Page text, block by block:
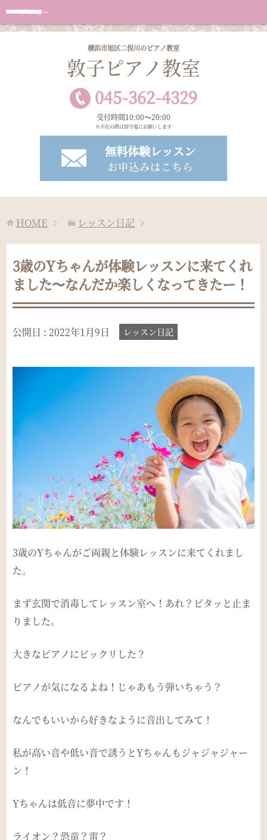
横浜市旭区二俣川のピアノ教室
敦子ピアノ教室
045-362-4329
受付時間10:00〜20:00
※不在の際は留守電にお願いします
無料体験レッスン
お申込みはこちら
メニュー
HOME レッスン日記
3歳のYちゃんが体験レッスンに来てくれ
ました〜なんだか楽しくなってきたー！
公開日 : 2022年1月9日 レッスン日記
3歳のYちゃんがご両親と体験レッスンに来てくれまし
た。
まず玄関で消毒してレッスン室へ！あれ？ピタッと止ま
りました。
大きなピアノにビックリした？
ピアノが気になるよね！じゃあもう弾いちゃう？
なんでもいいから好きなように音出してみて！
私が高い音や低い音で誘うとYちゃんもジャジャジャー
ン！
Yちゃんは低音に夢中です！
ライオン？恐竜？雷？